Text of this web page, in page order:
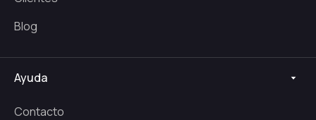
Blog
Ayuda
Contacto